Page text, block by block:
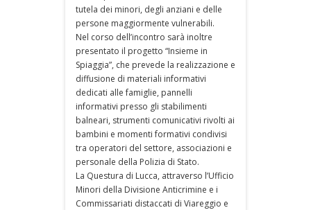
tutela dei minori, degli anziani e delle
persone maggiormente vulnerabili.
Nel corso dell’incontro sarà inoltre
presentato il progetto “Insieme in
Spiaggia”, che prevede la realizzazione e
diffusione di materiali informativi
dedicati alle famiglie, pannelli
informativi presso gli stabilimenti
balneari, strumenti comunicativi rivolti ai
bambini e momenti formativi condivisi
tra operatori del settore, associazioni e
personale della Polizia di Stato.
La Questura di Lucca, attraverso l’Ufficio
Minori della Divisione Anticrimine e i
Commissariati distaccati di Viareggio e